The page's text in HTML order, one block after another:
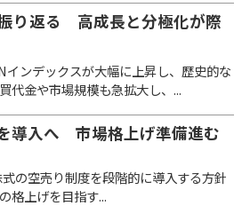
り返る 高成長と分極化が際
ンデックスが大幅に上昇し、歴史的な
代金や市場規模も急拡大し、...
導入へ 市場格上げ準備進む
の空売り制度を段階的に導入する方針
格上げを目指す...